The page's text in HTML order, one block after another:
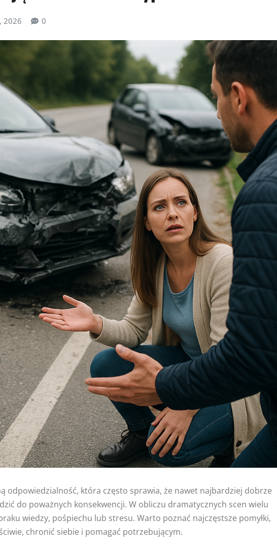
2026 0
odpowiedzialność, która często sprawia, że nawet najbardziej dobrze
do poważnych konsekwencji. W obliczu dramatycznych scen wielu
wiedzy, pośpiechu lub stresu. Warto poznać najczęstsze pomyłki,
chronić siebie i pomagać potrzebującym.